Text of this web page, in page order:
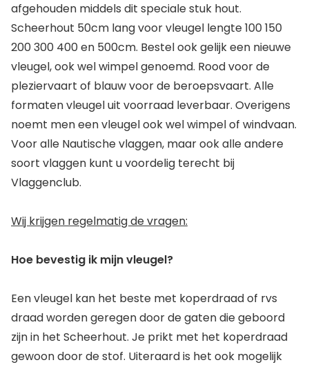
afgehouden middels dit speciale stuk hout.
Scheerhout 50cm lang voor vleugel lengte 100 150
200 300 400 en 500cm. Bestel ook gelijk een nieuwe
vleugel, ook wel wimpel genoemd. Rood voor de
pleziervaart of blauw voor de beroepsvaart. Alle
formaten vleugel uit voorraad leverbaar. Overigens
noemt men een vleugel ook wel wimpel of windvaan.
Voor alle Nautische vlaggen, maar ook alle andere
soort vlaggen kunt u voordelig terecht bij
Vlaggenclub.
Wij krijgen regelmatig de vragen:
Hoe bevestig ik mijn vleugel?
Een vleugel kan het beste met koperdraad of rvs
draad worden geregen door de gaten die geboord
zijn in het Scheerhout. Je prikt met het koperdraad
gewoon door de stof. Uiteraard is het ook mogelijk